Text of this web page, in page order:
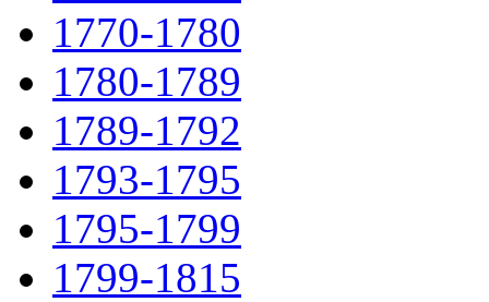
1770-1780
1780-1789
1789-1792
1793-1795
1795-1799
1799-1815